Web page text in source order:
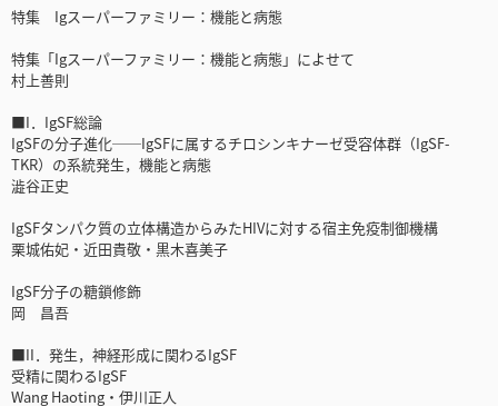
特集 Igスーパーファミリー：機能と病態
特集「Igスーパーファミリー：機能と病態」によせて
村上善則
■I．IgSF総論
IgSFの分子進化──IgSFに属するチロシンキナーゼ受容体群（IgSF-
TKR）の系統発生，機能と病態
澁谷正史
IgSFタンパク質の立体構造からみたHIVに対する宿主免疫制御機構
栗城佑妃・近田貴敬・黒木喜美子
IgSF分子の糖鎖修飾
岡 昌吾
■II．発生，神経形成に関わるIgSF
受精に関わるIgSF
Wang Haoting・伊川正人